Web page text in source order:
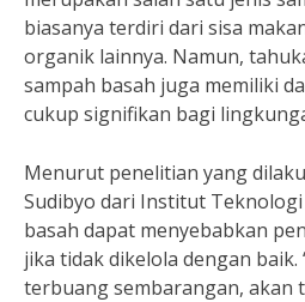
biasanya terdiri dari sisa
organik lainnya. Namun,
sampah basah juga memiliki
cukup signifikan bagi
Menurut penelitian yang
Sudibyo dari Institut
basah dapat menyebabkan
jika tidak dikelola dengan baik.
terbuang sembarangan, akan